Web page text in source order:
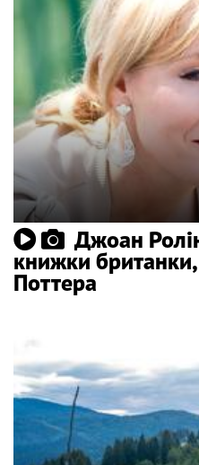
Джоан
книжки британки,
Поттера